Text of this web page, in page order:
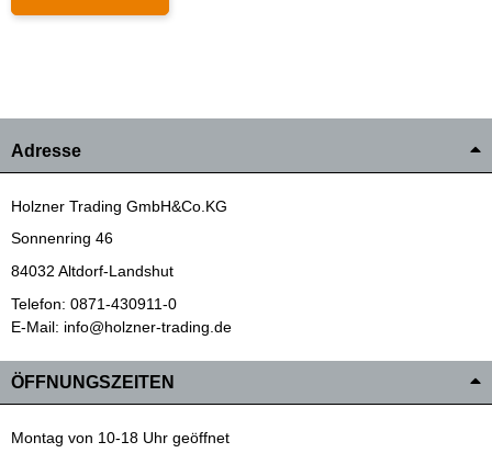
Adresse
Holzner Trading GmbH&Co.KG
Sonnenring 46
84032 Altdorf-Landshut
Telefon: 0871-430911-0
E-Mail: info@holzner-trading.de
ÖFFNUNGSZEITEN
Montag von 10-18 Uhr geöffnet